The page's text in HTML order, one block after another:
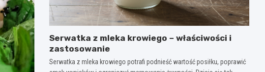
Serwatka z mleka krowiego – właściwości i
zastosowanie
Serwatka z mleka krowiego potrafi podnieść wartość posiłku, poprawić